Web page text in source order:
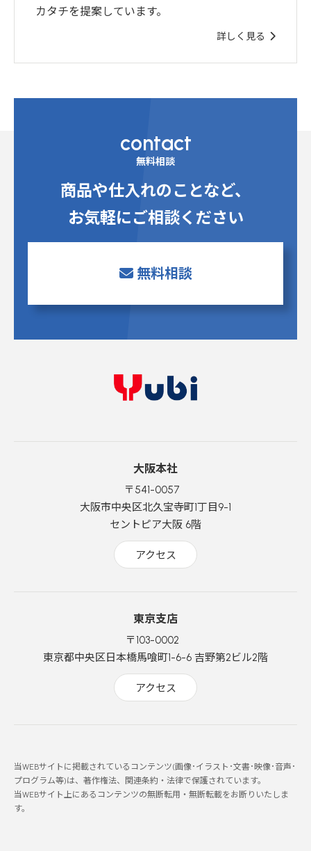
カタチを提案しています。
詳しく見る
contact
無料相談
商品や仕入れのことなど、
お気軽にご相談ください
無料相談
大阪本社
〒541-0057
大阪市中央区北久宝寺町1丁目9-1
セントピア大阪 6階
アクセス
東京支店
〒103-0002
東京都中央区日本橋馬喰町1-6-6 吉野第2ビル2階
アクセス
当WEBサイトに掲載されているコンテンツ(画像･イラスト･文書･映像･音声･
プログラム等)は、著作権法、関連条約・法律で保護されています。
当WEBサイト上にあるコンテンツの無断転用・無断転載をお断りいたしま
す。